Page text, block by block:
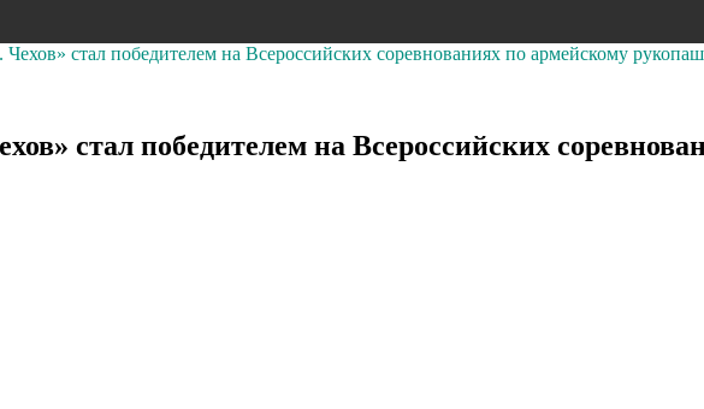
стал победителем на Всероссийских соревнованиях по армейскому
стал победителем на Всероссийских